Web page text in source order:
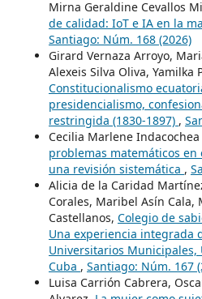
Mirna Geraldine Cevallos
de calidad: IoT e IA en la
Santiago: Núm. 168 (2026)
Girard Vernaza Arroyo,
Alexeis Silva Oliva, Yamilka
Constitucionalismo
presidencialismo,
restringida (1830-1897) ,
Cecilia Marlene Indacochea
problemas matemáticos
una revisión sistemática ,
Alicia de la Caridad
Corales, Maribel Asín Cala,
Castellanos, Colegio de
Una experiencia integrada
Universitarios
Cuba , Santiago: Núm. 167
Luisa Carrión Cabrera,